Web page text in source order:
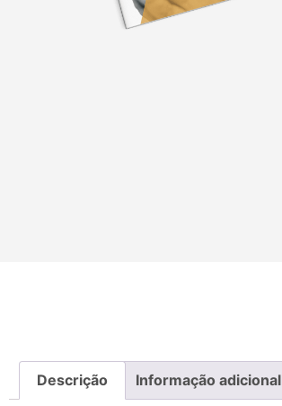
Descrição Informação adicional